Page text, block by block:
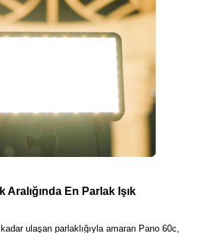
Aralığında En Parlak Işık
ulaşan parlaklığıyla amaran Pano 60c,